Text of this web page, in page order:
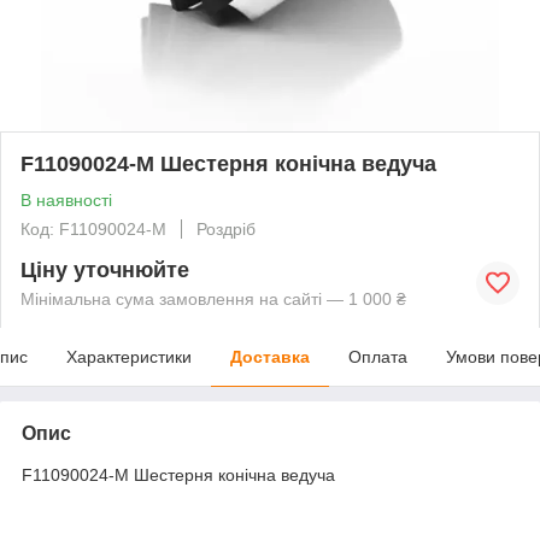
F11090024-M Шестерня конічна ведуча
В наявності
Код: F11090024-M
Роздріб
Ціну уточнюйте
Мінімальна сума замовлення на сайті — 1 000 ₴
Характеристики Доставка Оплата Умови
Опис
F11090024-M Шестерня конічна ведуча